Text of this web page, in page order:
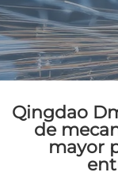
Qingdao
de
mayor